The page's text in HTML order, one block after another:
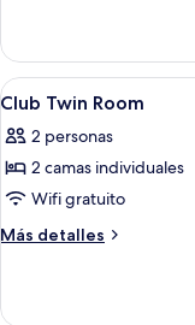
King
Room
Abrir
todas
las
fotos
de
Club
11
Club Twin Room
2 personas
2 camas individuales
Wifi gratuito
Más detalles
Más
Twin